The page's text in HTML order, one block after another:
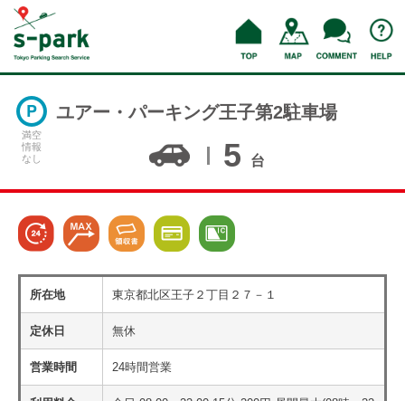
満空
情報
なし
ユアー・パーキング王子第2駐車場
5 台
所在地 東京都北区王子２丁目２７－１
定休日 無休
営業時間 24時間営業